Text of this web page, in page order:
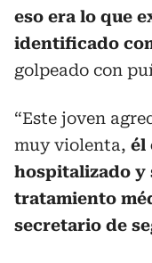
eso era lo que
identificado
golpeado con
“Este joven
muy violenta, él
hospitalizado y
tratamiento
secretario de